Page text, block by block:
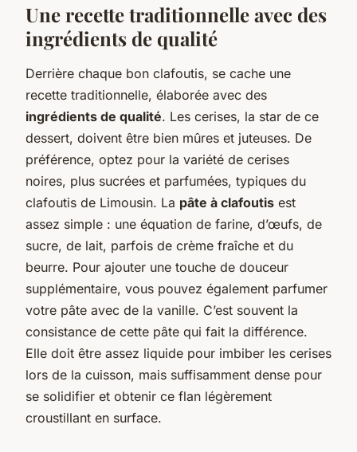
Une recette traditionnelle avec des
ingrédients de qualité
Derrière chaque bon clafoutis, se cache une
recette traditionnelle, élaborée avec des
ingrédients de qualité. Les cerises, la star de ce
dessert, doivent être bien mûres et juteuses. De
préférence, optez pour la variété de cerises
noires, plus sucrées et parfumées, typiques du
clafoutis de Limousin. La pâte à clafoutis est
assez simple : une équation de farine, d’œufs, de
sucre, de lait, parfois de crème fraîche et du
beurre. Pour ajouter une touche de douceur
supplémentaire, vous pouvez également parfumer
votre pâte avec de la vanille. C’est souvent la
consistance de cette pâte qui fait la différence.
Elle doit être assez liquide pour imbiber les cerises
lors de la cuisson, mais suffisamment dense pour
se solidifier et obtenir ce flan légèrement
croustillant en surface.